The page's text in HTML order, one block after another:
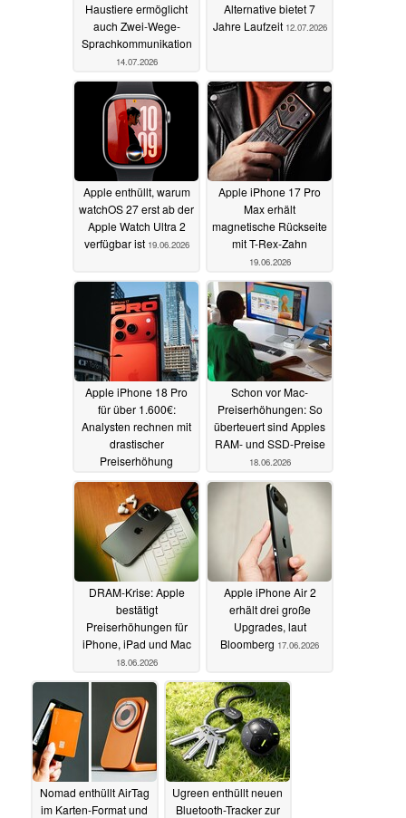
Haustiere ermöglicht
auch Zwei-Wege-
Sprachkommunikation
14.07.2026
Alternative bietet 7
Jahre Laufzeit 12.07.2026
Apple enthüllt, warum
watchOS 27 erst ab der
Apple Watch Ultra 2
verfügbar ist 19.06.2026
Apple iPhone 17 Pro
Max erhält
magnetische Rückseite
mit T-Rex-Zahn
19.06.2026
Apple iPhone 18 Pro
für über 1.600€:
Analysten rechnen mit
drastischer
Preiserhöhung
18.06.2026
Schon vor Mac-
Preiserhöhungen: So
überteuert sind Apples
RAM- und SSD-Preise
18.06.2026
DRAM-Krise: Apple
bestätigt
Preiserhöhungen für
iPhone, iPad und Mac
18.06.2026
Apple iPhone Air 2
erhält drei große
Upgrades, laut
Bloomberg 17.06.2026
Nomad enthüllt AirTag
im Karten-Format und
Ugreen enthüllt neuen
Bluetooth-Tracker zur